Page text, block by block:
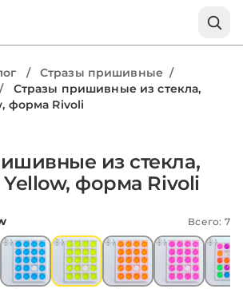
/ Стразы пришивные /
/
Стразы пришивные из стекла,
форма Rivoli
из стекла,
Yellow, форма Rivoli
Всего: 7